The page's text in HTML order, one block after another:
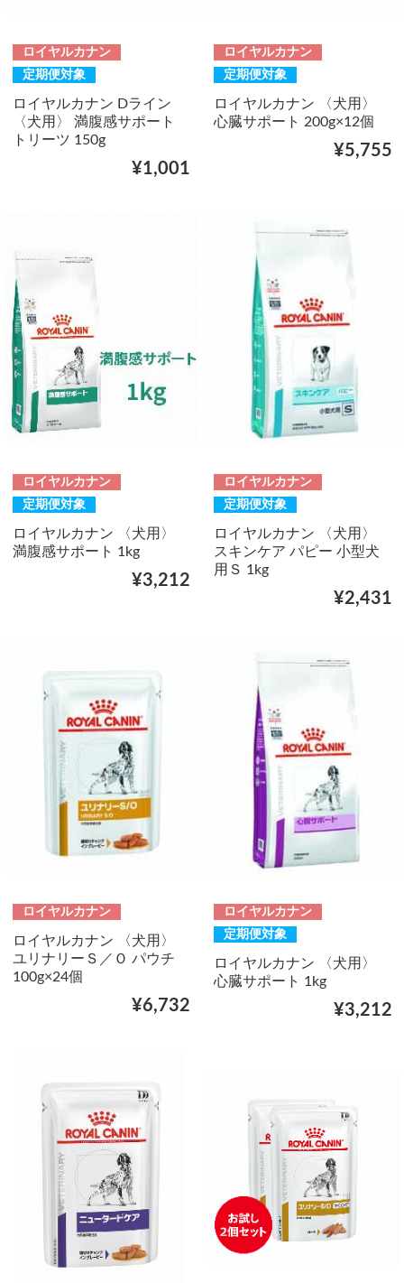
ロイヤルカナン
定期便対象
ロイヤルカナン Dライン
〈犬用〉 満腹感サポート
トリーツ 150g
¥1,001
ロイヤルカナン
定期便対象
ロイヤルカナン 〈犬用〉
心臓サポート 200g×12個
¥5,755
ロイヤルカナン
定期便対象
ロイヤルカナン 〈犬用〉
満腹感サポート 1kg
¥3,212
ロイヤルカナン
定期便対象
ロイヤルカナン 〈犬用〉
スキンケア パピー 小型犬
用Ｓ 1kg
¥2,431
ロイヤルカナン
ロイヤルカナン 〈犬用〉
ユリナリーＳ／Ｏ パウチ
100g×24個
¥6,732
ロイヤルカナン
定期便対象
ロイヤルカナン 〈犬用〉
心臓サポート 1kg
¥3,212